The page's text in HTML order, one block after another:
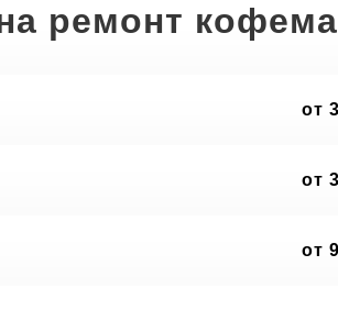
ремонт
от
от
от